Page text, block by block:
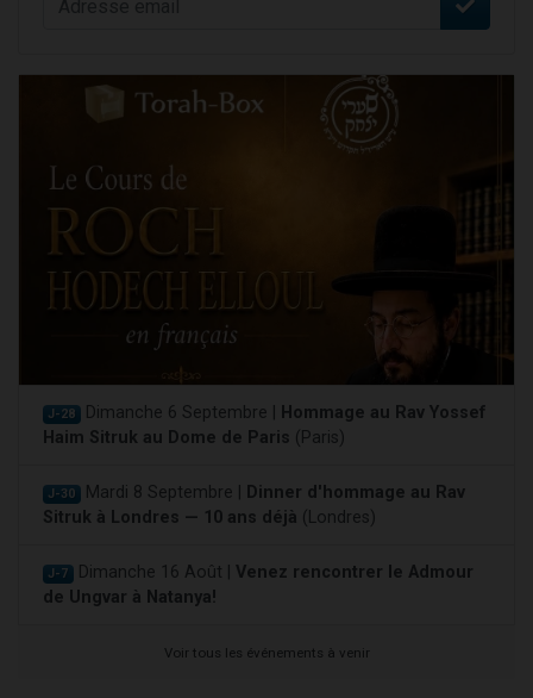
J-28 Dimanche 6 Septembre |
Hommage au Rav Yossef
Haim Sitruk au Dome de Paris (Paris)
J-30 Mardi 8 Septembre |
Dinner d'hommage au Rav
Sitruk à Londres — 10 ans déjà (Londres)
J-7 Dimanche 16 Août | Venez rencontrer le Admour
de Ungvar à Natanya!
Voir tous les événements à venir